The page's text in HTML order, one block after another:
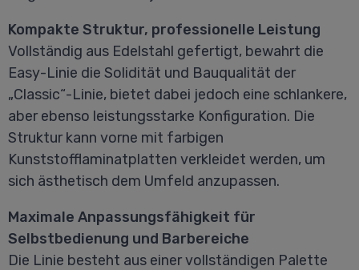
Kompakte Struktur, professionelle Leistung
Vollständig aus Edelstahl gefertigt, bewahrt die
Easy-Linie die Solidität und Bauqualität der
„Classic“-Linie, bietet dabei jedoch eine schlankere,
aber ebenso leistungsstarke Konfiguration. Die
Struktur kann vorne mit farbigen
Kunststofflaminatplatten verkleidet werden, um
sich ästhetisch dem Umfeld anzupassen.
Maximale Anpassungsfähigkeit für
Selbstbedienung und Barbereiche
Die Linie besteht aus einer vollständigen Palette